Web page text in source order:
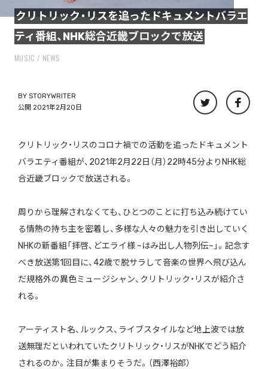
クリトリック・リスを追ったドキュメントバラエ
ティ番組、NHK総合近畿ブロックで放送
MUSIC NEWS
BY STORYWRITER
公開 2021年2月20日
クリトリック・リスのコロナ禍での活動を追ったドキュメント
バラエティ番組が、2021年2月22日（月）22時45分よりNHK総
合近畿ブロックで放送される。
周りから理解されなくても、ひとつのことに打ち込み続けてい
る情熱の持ち主を密着し、多様な人々の魅力を引き出していく
NHKの新番組「拝啓、どエライ様 ~はみ出し人物列伝~」。記念す
べき放送第1回目に、42歳で脱サラして音楽の世界へ飛び込ん
だ規格外の異色ミュージシャン、クリトリック・リスが紹介さ
れる。
アーティスト名、ルックス、ライブスタイルなど地上波では放
送無理だといわれていたクリトリック・リスがNHKでどう紹介
されるのか。注目が集まりそうだ。（西澤裕郎）